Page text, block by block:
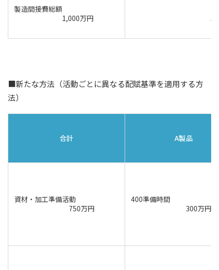
製造間接費総額
1,000万円
■新たな方法（活動ごとに異なる配賦基準を適用する方
法）
合計 A製品
資材・加工準備活動
750万円
400準備時間
300万円